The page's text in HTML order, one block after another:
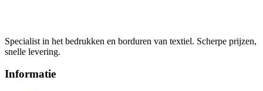
Specialist in het bedrukken en borduren van textiel. Scherpe prijzen,
snelle levering.
Informatie